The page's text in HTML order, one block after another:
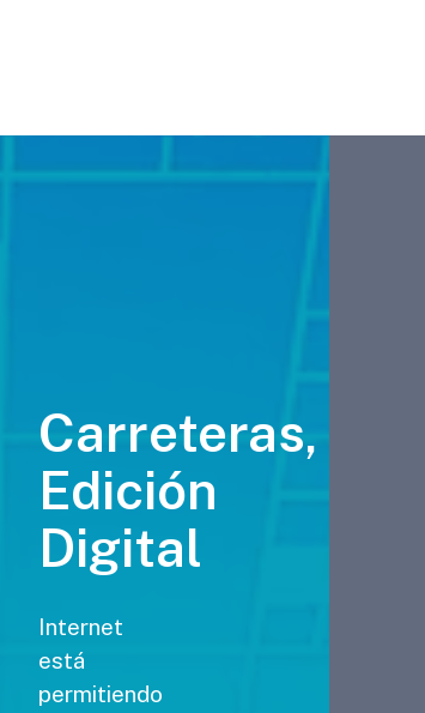
Carreteras,
Edición
Digital
Internet
está
permitiendo